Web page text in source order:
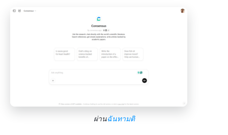
ผ่านฉันทามติ